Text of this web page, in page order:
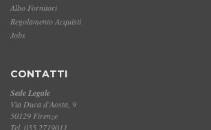
Albo Fornitori
Regolamento Acquisti
Jobs
CONTATTI
Sede Legale
Via Duca d'Aosta, 9
50129 Firenze
Tel. 055 2719011